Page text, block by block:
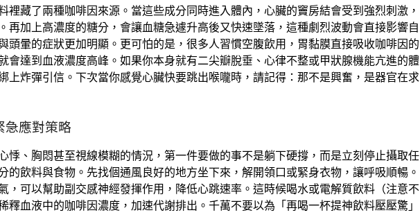
裡藏了兩種咖啡因來源。當這些成分同時進入體內，心臟的竇房結會受到強烈刺激，
再加上高濃度的糖分，會讓血糖急遽升高後又快速墜落，這種劇烈波動會直接影響自
頭暈的症狀更加明顯。更可怕的是，很多人習慣空腹飲用，胃黏膜直接吸收咖啡因的
會達到血液濃度高峰。如果你本身就有二尖瓣脫垂、心律不整或甲狀腺機能亢進的體
上炸彈引信。下次當你感覺心臟快要跳出喉嚨時，請記得：那不是興奮，是器官在求
急應對策略
悸、胸悶甚至視線模糊的情況，第一件要做的事不是躺下硬撐，而是立刻停止攝取任
的飲料與食物。先找個通風良好的地方坐下來，解開領口或緊身衣物，讓呼吸順暢。
，可以幫助副交感神經發揮作用，降低心跳速率。這時候喝水或電解質飲料（注意不
釋血液中的咖啡因濃度，加速代謝排出。千萬不要以為「再喝一杯提神飲料壓壓驚」